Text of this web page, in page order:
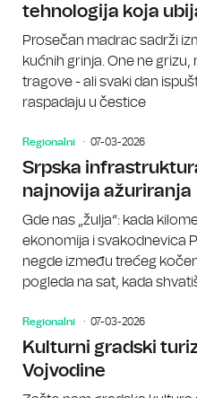
tehnologija koja
Prosečan madrac sadrži
kućnih grinja. One ne grizu,
tragove - ali svaki dan
raspadaju u čestice
Regionalni 07-03-2026
Srpska
najnovija ažuriranja
Gde nas „žulja“: kada
ekonomija i svakodnevica
negde između trećeg
pogleda na sat, kada
Regionalni 07-03-2026
Kulturni gradski
Vojvodine